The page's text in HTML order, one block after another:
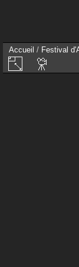
Accueil / Festival